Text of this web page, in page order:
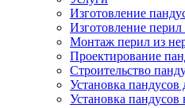
Изготовление
Изготовление
Монтаж перил из
Проектирование
Строительство
Установка пандусов
Установка пандусов